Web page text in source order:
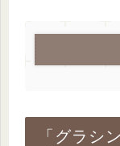
「グラシ